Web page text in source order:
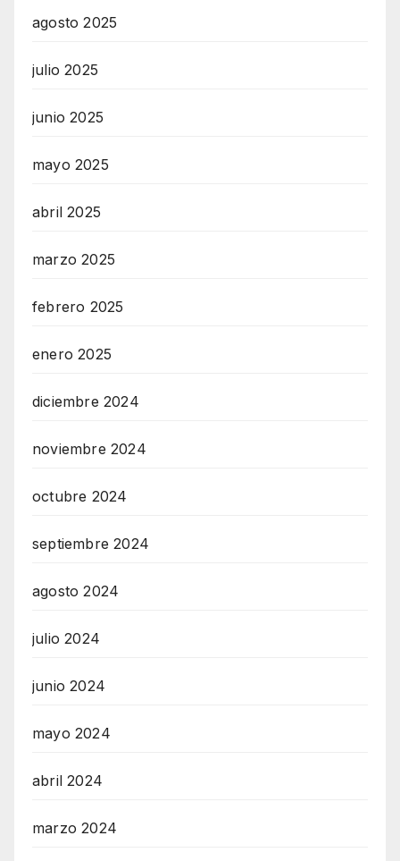
agosto 2025
julio 2025
junio 2025
mayo 2025
abril 2025
marzo 2025
febrero 2025
enero 2025
diciembre 2024
noviembre 2024
octubre 2024
septiembre 2024
agosto 2024
julio 2024
junio 2024
mayo 2024
abril 2024
marzo 2024